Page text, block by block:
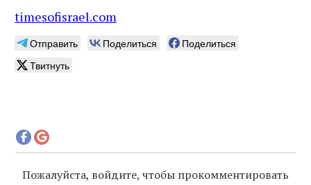
timesofisrael.com
Отправить Поделиться
Поделиться
Твитнуть
Пожалуйста, войдите, чтобы прокомментировать